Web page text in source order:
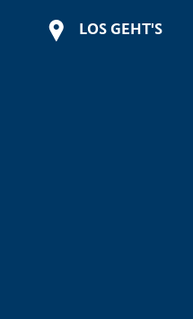
LOS GEHT'S